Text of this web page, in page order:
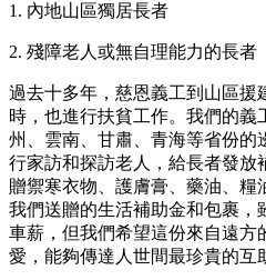
1. 內地山區獨居長者
2. 殘障老人或無自理能力的長者
過去十多年，慈恩義工到山區援
時，也進行扶貧工作。 我們的義
州、雲南、甘肅、青海等省份的
行家訪和探訪老人，給長者發放
贈禦寒衣物、護膚膏、藥油、糧
我們送贈的生活補助金和包裹，
車薪，但我們希望這份來自遠方
愛，能夠傳達人世間最珍貴的互